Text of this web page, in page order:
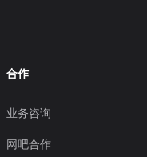
合作
业务咨询
网吧合作